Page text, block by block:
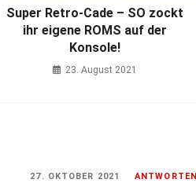
Super Retro-Cade – SO zockt
ihr eigene ROMS auf der
Konsole!
23. August 2021
27. OKTOBER 2021 ANTWORTEN